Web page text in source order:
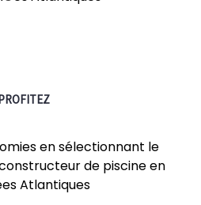
en sélectionnant le
de piscine en
Atlantiques